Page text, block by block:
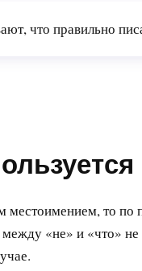
что правильно
местоимением, то по
«не» и «что» не